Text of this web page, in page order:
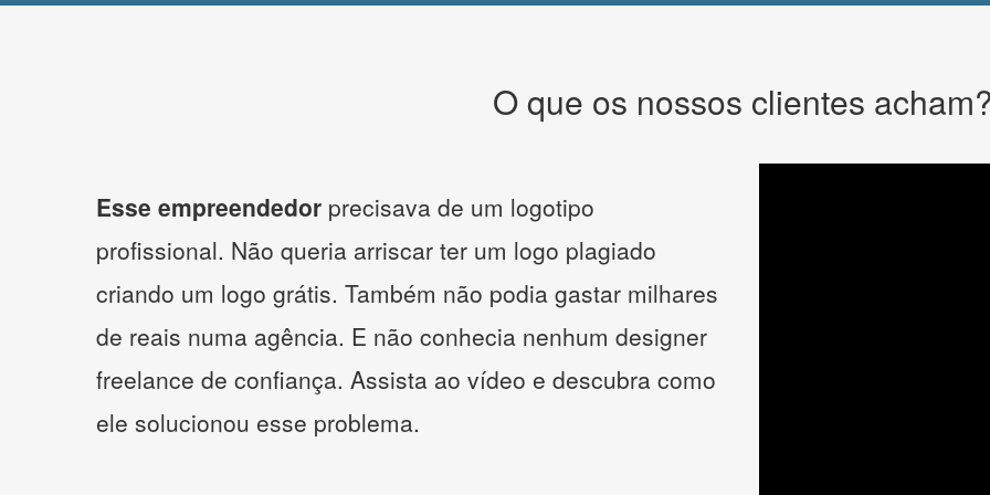
O que os nossos clientes
Esse empreendedor precisava de um logotipo
profissional. Não queria arriscar ter um logo plagiado
criando um logo grátis. Também não podia gastar milhares
de reais numa agência. E não conhecia nenhum designer
freelance de confiança. Assista ao vídeo e descubra como
ele solucionou esse problema.